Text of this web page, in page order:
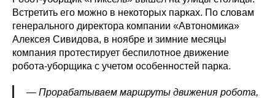
Встретить его можно в некоторых парках. По словам
генерального директора компании «Автономика»
Алексея Сивидова, в ноябре и зимние месяцы
компания протестирует беспилотное движение
робота-уборщика с учетом особенностей парка.
— Прорабатываем маршруты движения робота,